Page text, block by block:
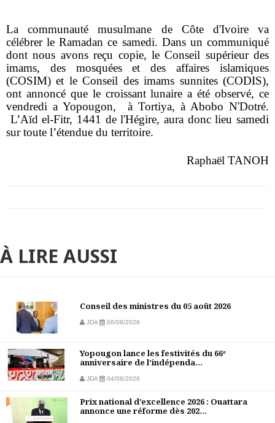
La communauté musulmane de Côte d'Ivoire va
célébrer le Ramadan ce samedi. Dans un communiqué
dont nous avons reçu copie, le Conseil supérieur des
imams, des mosquées et des affaires islamiques
(COSIM) et le Conseil des imams sunnites (CODIS),
ont annoncé que le croissant lunaire a été observé, ce
vendredi a Yopougon, à Tortiya, à Abobo N'Dotré.
L’Aïd el-Fitr, 1441 de l'Hégire, aura donc lieu samedi
sur toute l’étendue du territoire.
Raphaël TANOH
À LIRE AUSSI
Conseil des ministres du 05 août 2026
JDA 06/08/2026
Yopougon lance les festivités du 66ᵉ
anniversaire de l’indépenda...
JDA 04/08/2026
Prix national d’excellence 2026 : Ouattara
annonce une réforme dès 202...